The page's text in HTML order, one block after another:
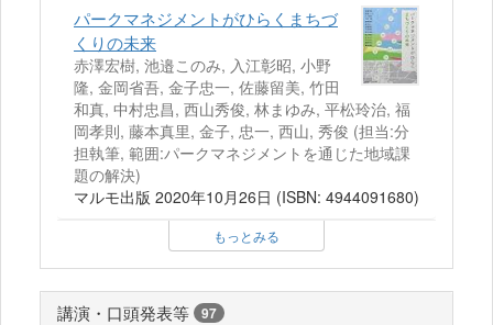
パークマネジメントがひらくまちづ
くりの未来
赤澤宏樹, 池邉このみ, 入江彰昭, 小野
隆, 金岡省吾, 金子忠一, 佐藤留美, 竹田
和真, 中村忠昌, 西山秀俊, 林まゆみ, 平松玲治, 福
岡孝則, 藤本真里, 金子, 忠一, 西山, 秀俊 (担当:分
担執筆, 範囲:パークマネジメントを通じた地域課
題の解決)
マルモ出版 2020年10月26日 (ISBN: 4944091680)
もっとみる
講演・口頭発表等 97